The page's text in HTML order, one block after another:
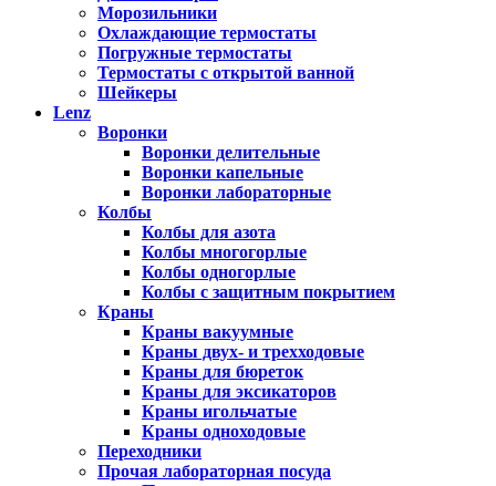
Морозильники
Охлаждающие термостаты
Погружные термостаты
Термостаты с открытой ванной
Шейкеры
Lenz
Воронки
Воронки делительные
Воронки капельные
Воронки лабораторные
Колбы
Колбы для азота
Колбы многогорлые
Колбы одногорлые
Колбы с защитным покрытием
Краны
Краны вакуумные
Краны двух- и трехходовые
Краны для бюреток
Краны для эксикаторов
Краны игольчатые
Краны одноходовые
Переходники
Прочая лабораторная посуда